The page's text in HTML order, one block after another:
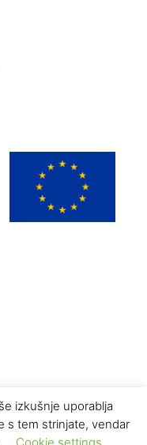
izkušnje uporablja
s tem strinjate, vendar